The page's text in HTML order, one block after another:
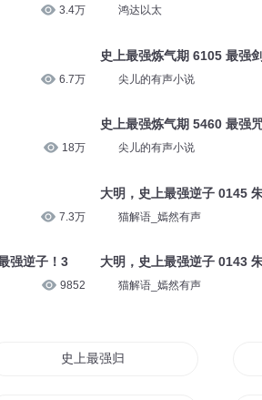
3.4万
6.7万
18万
7.3万
强逆子！3
9852
鸿达以太
史上最强炼气期 6105 最强
尖儿的有声小说
史上最强炼气期 5460 最强
尖儿的有声小说
大明，史上最强逆子 0145
猫解语_嫣然有声
大明，史上最强逆子 0143
猫解语_嫣然有声
史上最强归来